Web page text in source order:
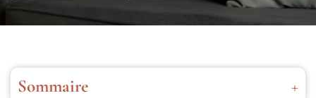
Sommaire